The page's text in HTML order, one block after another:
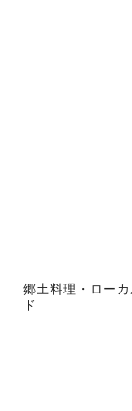
郷土料理・ロー
ド